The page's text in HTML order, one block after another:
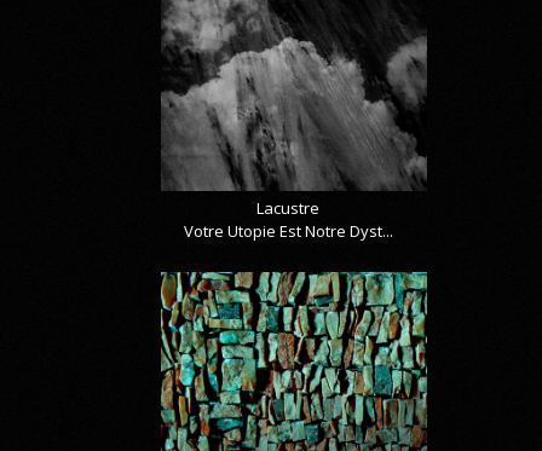
Lacustre
Votre Utopie Est Notre Dyst...